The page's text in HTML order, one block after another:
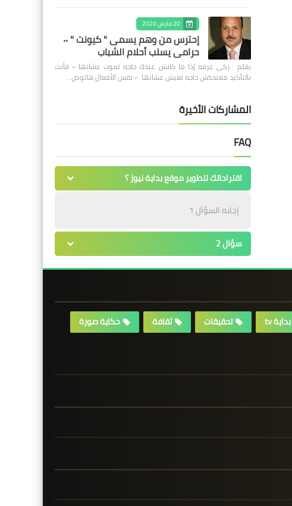
20 مارس 2020
إحترس من وهم يسمى " كيونت " ٠٠
حرامى يسلب أحلام الشباب
بقلم : زكى عرفه ‎إذا ما كانش عندك حاجه تموت عشانها ٠٠ فأنت
بالتأكيد معندكش حاجه تعيش عشانها ٠٠ نفس الأفعال هاتوص…
المشاركات الأخيرة
FAQ
اقتراحاتك لتطوير موقع بداية نيوز ؟
إجابه السؤال 1
سؤال 2
بداية tv تحقيقات ثقافة
حكاية صورة